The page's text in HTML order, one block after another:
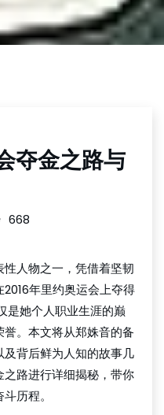
夺金之路与
668
人物之一，凭借着坚韧
年里约奥运会上夺得
是她个人职业生涯的巅
。本文将从郑姝音的备
背后鲜为人知的故事几
路进行详细揭秘，带你
历程。